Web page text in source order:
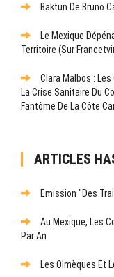
Baktun De Bruno
Le Mexique
Territoire (sur
Clara Malbos :
La Crise Sanitaire Du
Fantôme De La Côte
ARTICLES
Emission "Des
Au Mexique, Les
Par An
Les Olmèques Et